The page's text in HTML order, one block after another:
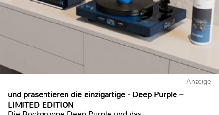
Anzeige
und präsentieren die einzigartige - Deep Purple –
LIMITED EDITION